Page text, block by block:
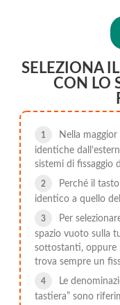
SELEZIONA
CON LO
Nella
identiche
sistemi di fissaggio
Perché il
identico a quello
Per
spazio vuoto sulla
sottostanti, oppure
trova sempre un
Le
tastiera” sono